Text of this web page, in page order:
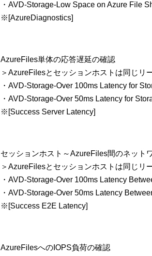
・AVD-Storage-Low Space on Azure File
※[AzureDiagnostics]
AzureFiles単体の応答遅延の確認
＞AzureFilesとセッションホストは同じリ
・AVD-Storage-Over 100ms Latency for
・AVD-Storage-Over 50ms Latency for
※[Success Server Latency]
セッションホスト～AzureFiles間のネット
＞AzureFilesとセッションホストは同じリ
・AVD-Storage-Over 100ms Latency
・AVD-Storage-Over 50ms Latency
※[Success E2E Latency]
AzureFilesへのIOPS負荷の確認